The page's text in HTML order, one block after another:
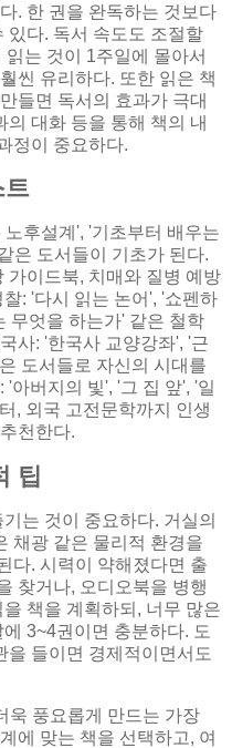
. 한 권을 완독하는 것보다
있다. 독서 속도도 조절할
는 것이 1주일에 몰아서
씬 유리하다. 또한 읽은 책
들면 독서의 효과가 극대
대화 등을 통해 책의 내
정이 중요하다.
트
후설계', '기초부터 배우는
은 도서들이 기초가 된다.
가이드북, 치매와 질병 예방
: '다시 읽는 논어', '쇼펜하
무엇을 하는가' 같은 철학
사: '한국사 교양강좌', '근
도서들로 자신의 시대를
아버지의 빛', '그 집 앞', '일
, 외국 고전문학까지 인생
천한다.
팁
는 것이 중요하다. 거실의
채광 같은 물리적 환경을
다. 시력이 약해졌다면 출
찾거나, 오디오북을 병행
책을 계획하되, 너무 많은
3~4권이면 충분하다. 도
을 들이면 경제적이면서도
욱 풍요롭게 만드는 가장
에 맞는 책을 선택하고, 여